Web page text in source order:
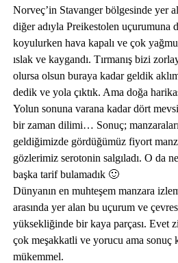
Norveç’in Stavanger bölgesinde yer
diğer adıyla Preikestolen uçurumuna
koyulurken hava kapalı ve çok
ıslak ve kaygandı. Tırmanış bizi
olursa olsun buraya kadar geldik
dedik ve yola çıktık. Ama doğa
Yolun sonuna varana kadar dört
bir zaman dilimi… Sonuç;
geldiğimizde gördüğümüz fiyort
gözlerimiz serotonin salgıladı. O da
başka tarif bulamadık 🙂
Dünyanın en muhteşem manzara
arasında yer alan bu uçurum ve
yüksekliğinde bir kaya parçası. Evet
çok meşakkatli ve yorucu ama sonuç
mükemmel.